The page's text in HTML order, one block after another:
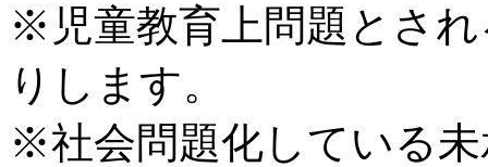
※児童教育上問題とさ
りします。
※社会問題化している